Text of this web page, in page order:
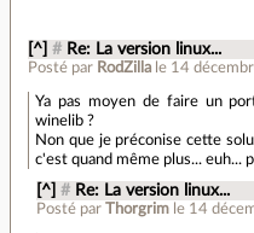
[^] # Re: La version linux...
Posté par RodZilla le 14
Ya pas moyen de faire un
winelib ?
Non que je préconise cette
c'est quand même plus... euh...
[^] # Re: La version linux...
Posté par Thorgrim le 14